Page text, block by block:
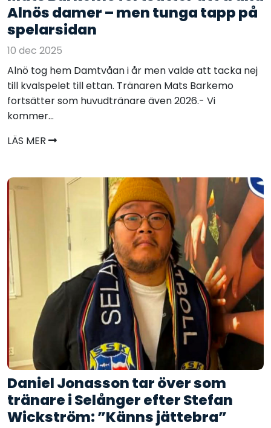
Alnös damer – men tunga tapp på
spelarsidan
10 dec 2025
Alnö tog hem Damtvåan i år men valde att tacka nej
till kvalspelet till ettan. Tränaren Mats Barkemo
fortsätter som huvudtränare även 2026.- Vi
kommer...
LÄS MER
Daniel Jonasson tar över som
tränare i Selånger efter Stefan
Wickström: ”Känns jättebra”